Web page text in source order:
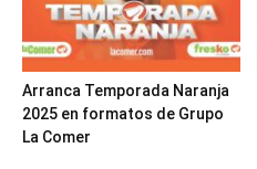
Arranca Temporada Naranja
2025 en formatos de Grupo
La Comer